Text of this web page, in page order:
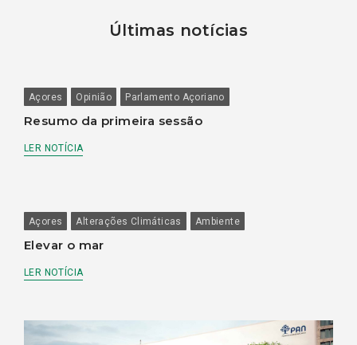
Últimas notícias
Açores Opinião Parlamento Açoriano
Resumo da primeira sessão
LER NOTÍCIA
Açores Alterações Climáticas Ambiente
Elevar o mar
LER NOTÍCIA